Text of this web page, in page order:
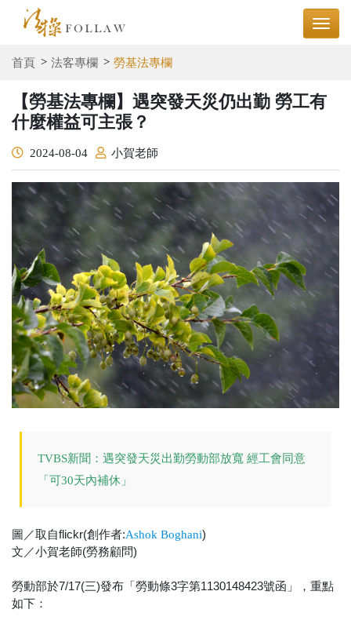
首頁 法客專欄 勞基法專欄
【勞基法專欄】遇突發天災仍出勤 勞工有
什麼權益可主張？
2024-08-04 小賀老師
TVBS新聞：遇突發天災出勤勞動部放寬 經工會同意
「可30天內補休」
圖／取自flickr(創作者:Ashok Boghani)
文／小賀老師(勞務顧問)
勞動部於7/17(三)發布「勞動條3字第1130148423號函」，重點
如下：